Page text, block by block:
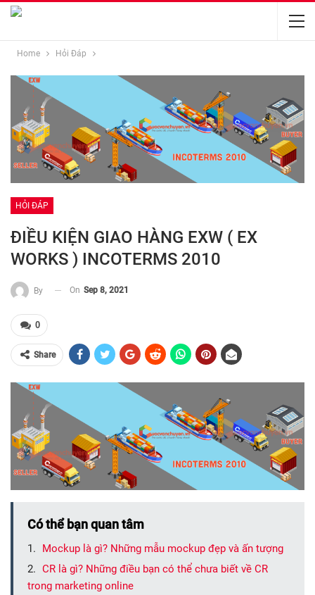
Home Hỏi Đáp
HỎI ĐÁP
ĐIỀU KIỆN GIAO HÀNG EXW ( EX
WORKS ) INCOTERMS 2010
By On Sep 8, 2021
0
Share
Có thể bạn quan tâm
Mockup là gì? Những mẫu mockup đẹp và ấn tượng
CR là gì? Những điều bạn có thể chưa biết về CR
trong marketing online